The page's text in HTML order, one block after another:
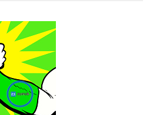
Hitman" Hart vs. Mr.
1991 - Intercontinental
De Escándalo 2026